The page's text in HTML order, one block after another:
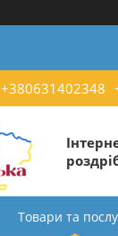
+380631402348
Товари та